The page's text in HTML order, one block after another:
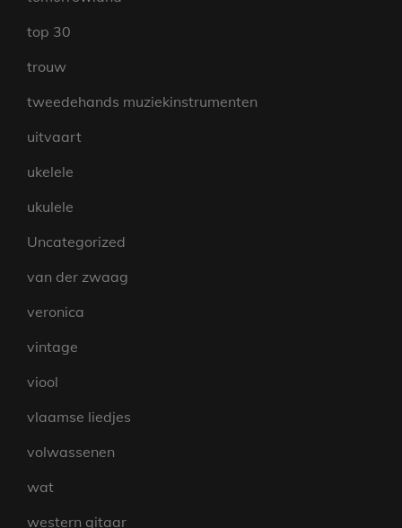
top 30
trouw
tweedehands muziekinstrumenten
uitvaart
ukelele
ukulele
Uncategorized
van der zwaag
veronica
vintage
viool
vlaamse liedjes
volwassenen
wat
western gitaar